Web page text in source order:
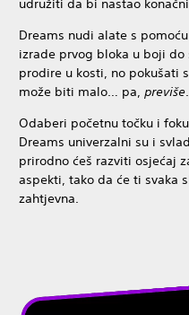
udružiti da bi nastao
Dreams nudi alate s
izrade prvog bloka u boji
prodire u kosti, no pokušati
može biti malo… pa, previše.
Odaberi početnu točku i
Dreams univerzalni su i
prirodno ćeš razviti osjećaj
aspekti, tako da će ti svaka
zahtjevna.